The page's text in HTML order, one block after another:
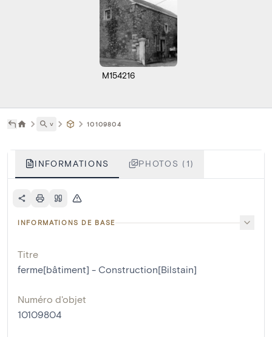
M154216
˅ 10109804
INFORMATIONS PHOTOS (1)
INFORMATIONS DE BASE
Titre
ferme[bâtiment] - Construction[Bilstain]
Numéro d'objet
10109804